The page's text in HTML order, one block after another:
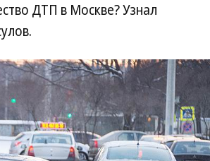
ДТП в Москве? Узнал